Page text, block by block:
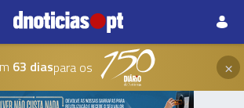
63 diaspara os ×